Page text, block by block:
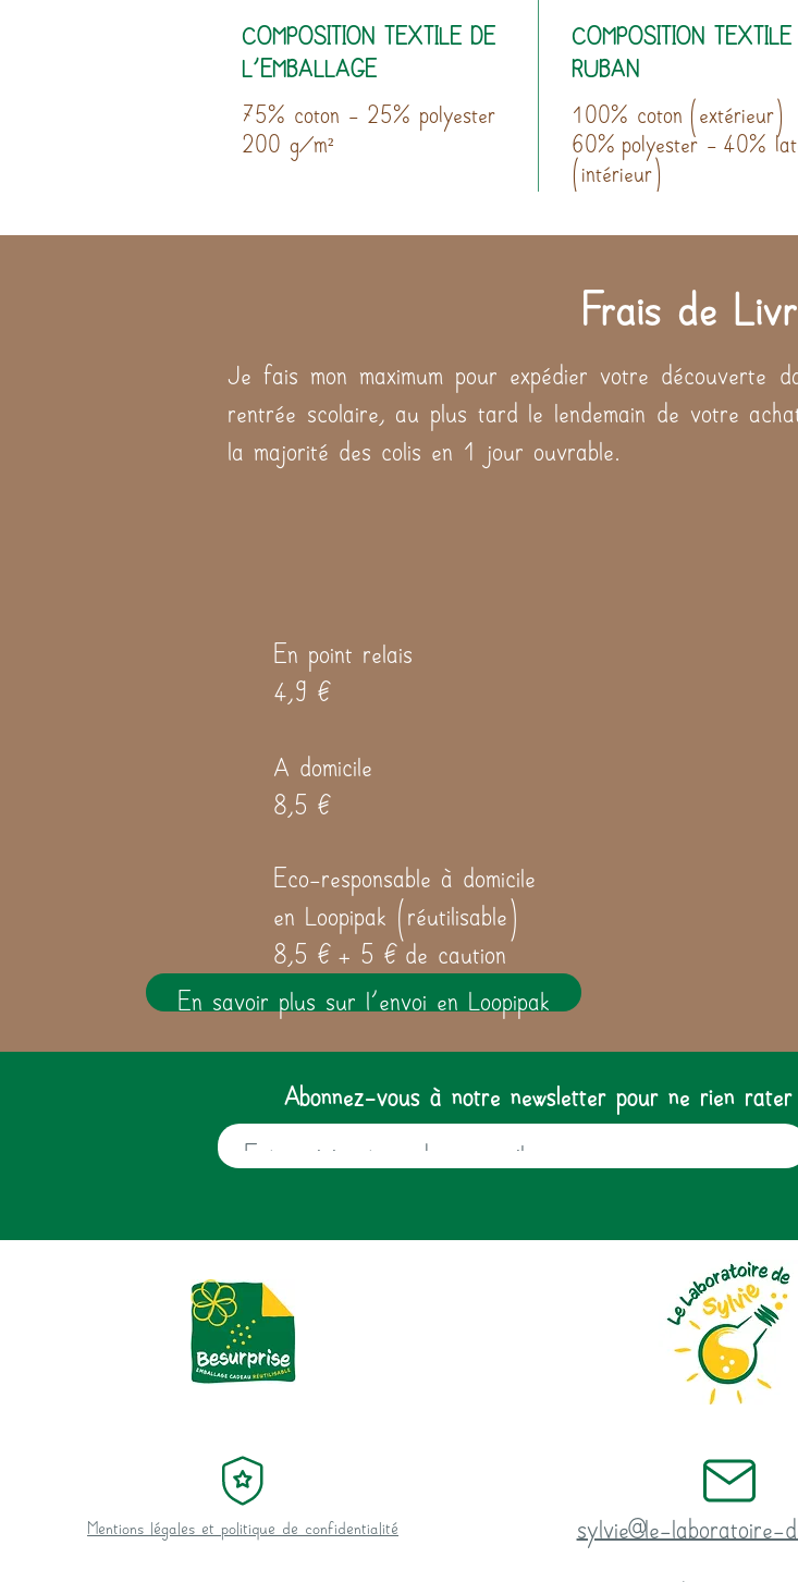
COMPOSITION TEXTILE DE
L'EMBALLAGE
75% coton - 25% polyester
200 g/m²
COMPOSITION TEXTILE
RUBAN
100% coton (extérieur)
60% polyester - 40%
(intérieur)
Frais de
Je fais mon maximum pour expédier votre découverte
rentrée scolaire, au plus tard le lendemain de votre
la majorité des colis en 1 jour ouvrable.
En point relais
4,9 €
A domicile
8,5 €
Eco-responsable à domicile
en Loopipak (réutilisable)
8,5 € + 5 € de caution
En savoir plus sur l'envoi en Loopipak
Abonnez-vous à notre newsletter pour ne rien
Mentions légales et politique de confidentialité sylvie@le-laboratoire-